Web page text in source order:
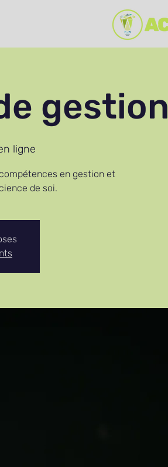
gestion
ligne
en gestion et
de soi.